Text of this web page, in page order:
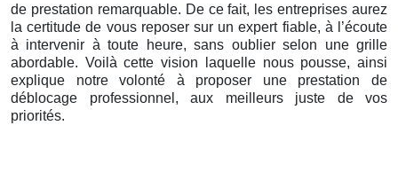
de prestation remarquable. De ce fait, les entreprises aurez
la certitude de vous reposer sur un expert fiable, à l’écoute
à intervenir à toute heure, sans oublier selon une grille
abordable. Voilà cette vision laquelle nous pousse, ainsi
explique notre volonté à proposer une prestation de
déblocage professionnel, aux meilleurs juste de vos
priorités.